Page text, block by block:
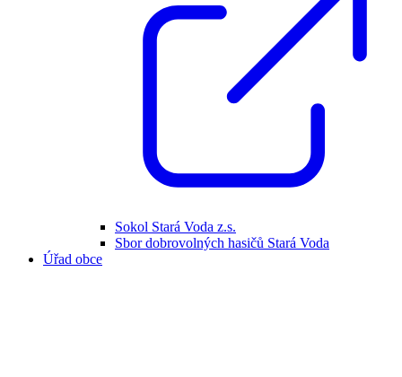
Sokol Stará Voda z.s.
Sbor dobrovolných hasičů Stará Voda
Úřad obce